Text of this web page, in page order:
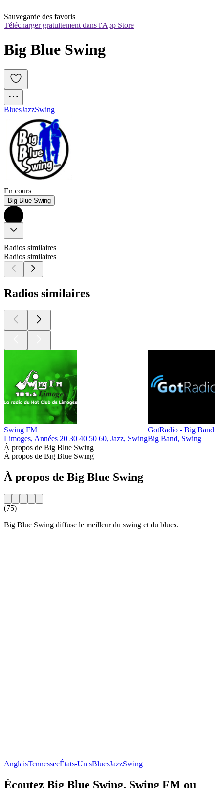
Sauvegarde des favoris
Télécharger gratuitement dans l'App Store
Big Blue Swing
BluesJazzSwing
En cours
Big Blue Swing
Radios similaires
Radios similaires
Radios similaires
Swing FM
Limoges, Années 20 30 40 50 60, Jazz, Swing
GotRadio - Big Band
Big Band, Swing
À propos de Big Blue Swing
À propos de Big Blue Swing
À propos de Big Blue Swing
(75)
Big Blue Swing diffuse le meilleur du swing et du blues.
AnglaisTennesseeÉtats-UnisBluesJazzSwing
Écoutez Big Blue Swing, Swing FM ou